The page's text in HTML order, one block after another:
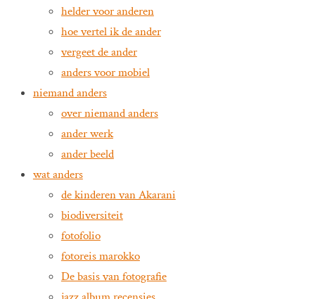
helder voor anderen
hoe vertel ik de ander
vergeet de ander
anders voor mobiel
niemand anders
over niemand anders
ander werk
ander beeld
wat anders
de kinderen van Akarani
biodiversiteit
fotofolio
fotoreis marokko
De basis van fotografie